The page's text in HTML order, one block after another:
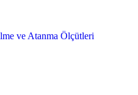
ve Atanma Ölçütleri